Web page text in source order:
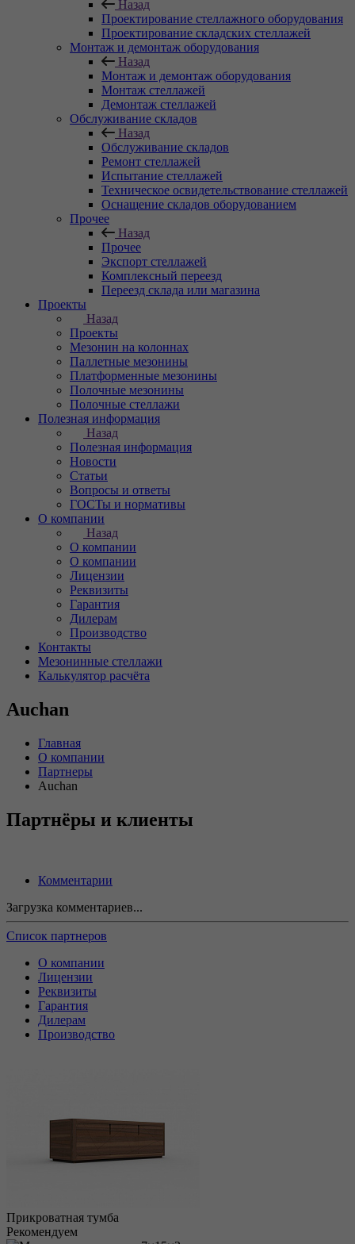
Назад
Проектирование стеллажного оборудования
Проектирование складских стеллажей
Монтаж и демонтаж оборудования
Назад
Монтаж и демонтаж оборудования
Монтаж стеллажей
Демонтаж стеллажей
Обслуживание складов
Назад
Обслуживание складов
Ремонт стеллажей
Испытание стеллажей
Техническое освидетельствование стеллажей
Оснащение складов оборудованием
Прочее
Назад
Прочее
Экспорт стеллажей
Комплексный переезд
Переезд склада или магазина
Проекты
Назад
Проекты
Мезонин на колоннах
Паллетные мезонины
Платформенные мезонины
Полочные мезонины
Полочные стеллажи
Полезная информация
Назад
Полезная информация
Новости
Статьи
Вопросы и ответы
ГОСТы и нормативы
О компании
Назад
О компании
О компании
Лицензии
Реквизиты
Гарантия
Дилерам
Производство
Контакты
Мезонинные стеллажи
Калькулятор расчёта
Auchan
Главная
О компании
Партнеры
Auchan
Партнёры и клиенты
Комментарии
Загрузка комментариев...
Список партнеров
О компании
Лицензии
Реквизиты
Гарантия
Дилерам
Производство
Прикроватная тумба
Рекомендуем